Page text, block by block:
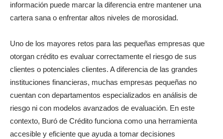
información puede marcar la diferencia entre mantener una
cartera sana o enfrentar altos niveles de morosidad.
Uno de los mayores retos para las pequeñas empresas que
otorgan crédito es evaluar correctamente el riesgo de sus
clientes o potenciales clientes. A diferencia de las grandes
instituciones financieras, muchas empresas pequeñas no
cuentan con departamentos especializados en análisis de
riesgo ni con modelos avanzados de evaluación. En este
contexto, Buró de Crédito funciona como una herramienta
accesible y eficiente que ayuda a tomar decisiones